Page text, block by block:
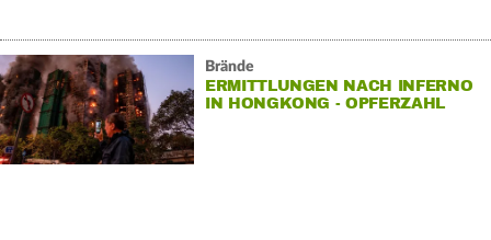
Brände
ERMITTLUNGEN NACH INFERNO
IN HONGKONG - OPFERZAHL